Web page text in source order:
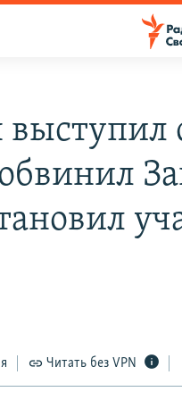
Читать без VPN